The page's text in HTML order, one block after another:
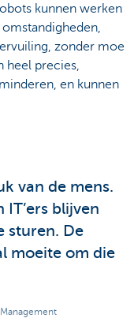
kunnen werken
zonder moe
heel precies,
en kunnen
van de mens.
blijven
sturen. De
moeite om die